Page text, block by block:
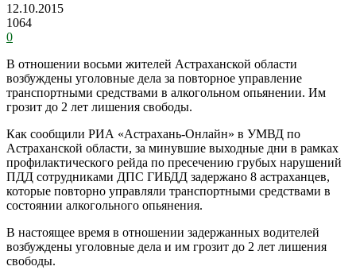
12.10.2015
1064
0
В отношении восьми жителей Астраханской области
возбуждены уголовные дела за повторное управление
транспортными средствами в алкогольном опьянении. Им
грозит до 2 лет лишения свободы.
Как сообщили РИА «Астрахань-Онлайн» в УМВД по
Астраханской области, за минувшие выходные дни в рамках
профилактического рейда по пресечению грубых нарушений
ПДД сотрудниками ДПС ГИБДД задержано 8 астраханцев,
которые повторно управляли транспортными средствами в
состоянии алкогольного опьянения.
В настоящее время в отношении задержанных водителей
возбуждены уголовные дела и им грозит до 2 лет лишения
свободы.